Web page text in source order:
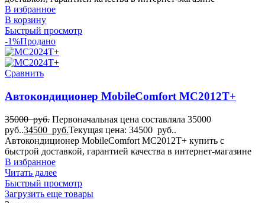
В избранное
В корзину
Быстрый просмотр
-1%Продано
Сравнить
Автокондиционер MobileComfort MC2012T+
35000руб. Первоначальная цена составляла 35000
руб..34500 руб.Текущая цена: 34500 руб..
Автокондиционер MobileComfort MC2012T+ купить с
быстрой доставкой, гарантией качества в интернет-магазине
В избранное
Читать далее
Быстрый просмотр
Загрузить еще товары